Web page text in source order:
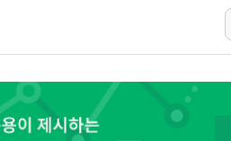
李대통령, 호우 피해 경북 안동·
'변기 수리' 집주인에게 흉기 휘
프롬바이오, 10일 거래 재개…"
NH농협생명, 농작업 중 온열질